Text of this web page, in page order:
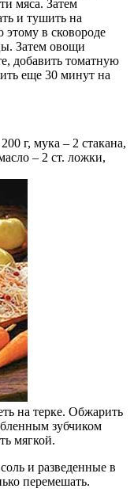
мяса. Затем
и тушить на
этому в сковороде
Затем овощи
добавить томатную
еще 30 минут на
г, мука – 2 стакана,
– 2 ст. ложки,
на терке. Обжарить
зубчиком
мягкой.
и разведенные в
перемешать.